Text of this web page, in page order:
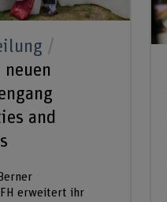
neuen
and
erweitert ihr